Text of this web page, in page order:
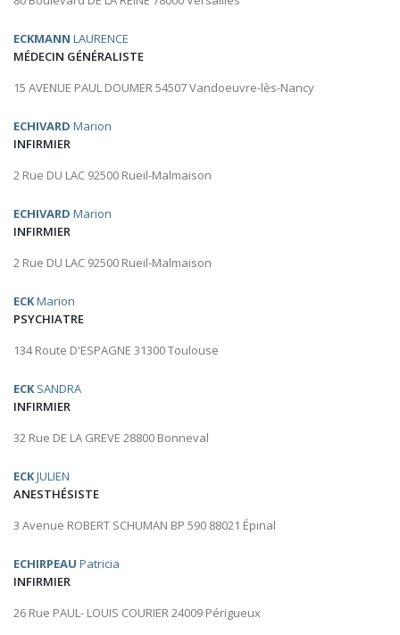
ECKMANN LAURENCE
MÉDECIN GÉNÉRALISTE
15 AVENUE PAUL DOUMER 54507 Vandoeuvre-lès-Nancy
ECHIVARD Marion
INFIRMIER
2 Rue DU LAC 92500 Rueil-Malmaison
ECHIVARD Marion
INFIRMIER
2 Rue DU LAC 92500 Rueil-Malmaison
ECKMarion
PSYCHIATRE
134 Route D'ESPAGNE 31300 Toulouse
ECKSANDRA
INFIRMIER
32 Rue DE LA GREVE 28800 Bonneval
ECKJULIEN
ANESTHÉSISTE
3 Avenue ROBERT SCHUMAN BP 590 88021 Épinal
ECHIRPEAU Patricia
INFIRMIER
26 Rue PAUL- LOUIS COURIER 24009 Périgueux